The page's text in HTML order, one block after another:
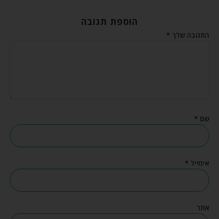
הוספת תגובה
התגובה שלך *
שם *
אימייל *
אתר